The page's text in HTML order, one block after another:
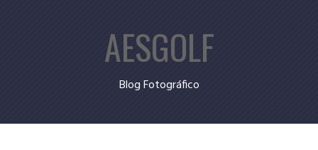
AESGOLF
Blog Fotográfico